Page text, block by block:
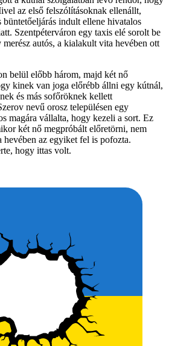
az első felszólításoknak ellenállt,
büntetőeljárás indult ellene hivatalos
Szentpéterváron egy taxis elé sorolt be
autós, a kialakult vita hevében ott
belül előbb három, majd két nő
kinek van joga előrébb állni egy kútnál,
és más sofőröknek kellett
nevű orosz településen egy
magára vállalta, hogy kezeli a sort. Ez
két nő megpróbált előretörni, nem
hevében az egyiket fel is pofozta.
hogy ittas volt.